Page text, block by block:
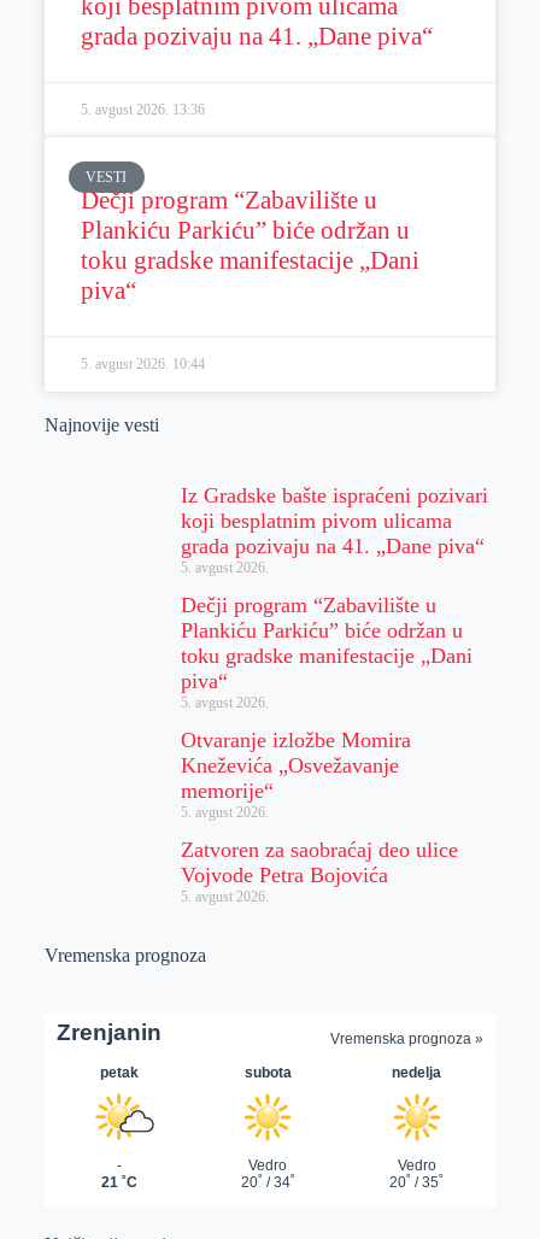
koji besplatnim pivom ulicama
grada pozivaju na 41. „Dane piva“
5. avgust 2026. 13:36
VESTI
Dečji program “Zabavilište u
Plankiću Parkiću” biće održan u
toku gradske manifestacije „Dani
piva“
5. avgust 2026. 10:44
Najnovije vesti
Iz Gradske bašte ispraćeni pozivari
koji besplatnim pivom ulicama
grada pozivaju na 41. „Dane piva“
5. avgust 2026.
Dečji program “Zabavilište u
Plankiću Parkiću” biće održan u
toku gradske manifestacije „Dani
piva“
5. avgust 2026.
Otvaranje izložbe Momira
Kneževića „Osvežavanje
memorije“
5. avgust 2026.
Zatvoren za saobraćaj deo ulice
Vojvode Petra Bojovića
5. avgust 2026.
Vremenska prognoza